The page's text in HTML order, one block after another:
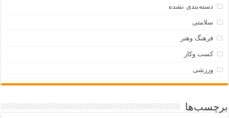
دسته‌بندی نشده
سلامتی
فرهنگ وهنر
کسب وکار
ورزشی
برچسب‌ها